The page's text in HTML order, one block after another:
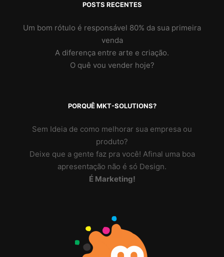
POSTS RECENTES
Um bom rótulo é responsável 80% da sua primeira
venda
A diferença entre arte e criação.
O quê vou vender hoje?
PORQUÊ MKT-SOLUTIONS?
Sem Ideia de como melhorar sua empresa ou
produto?
Deixe que a gente faz pra você! Afinal uma boa
apresentação não é só Design.
É Marketing!